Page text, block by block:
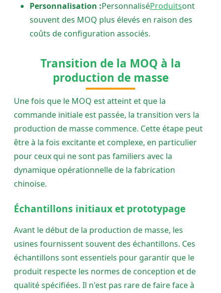
Personnalisation :PersonnaliséProduitsont
souvent des MOQ plus élevés en raison des
coûts de configuration associés.
Transition de la MOQ à la
production de masse
Une fois que le MOQ est atteint et que la
commande initiale est passée, la transition vers la
production de masse commence. Cette étape peut
être à la fois excitante et complexe, en particulier
pour ceux qui ne sont pas familiers avec la
dynamique opérationnelle de la fabrication
chinoise.
Échantillons initiaux et prototypage
Avant le début de la production de masse, les
usines fournissent souvent des échantillons. Ces
échantillons sont essentiels pour garantir que le
produit respecte les normes de conception et de
qualité spécifiées. Il n'est pas rare de faire face à